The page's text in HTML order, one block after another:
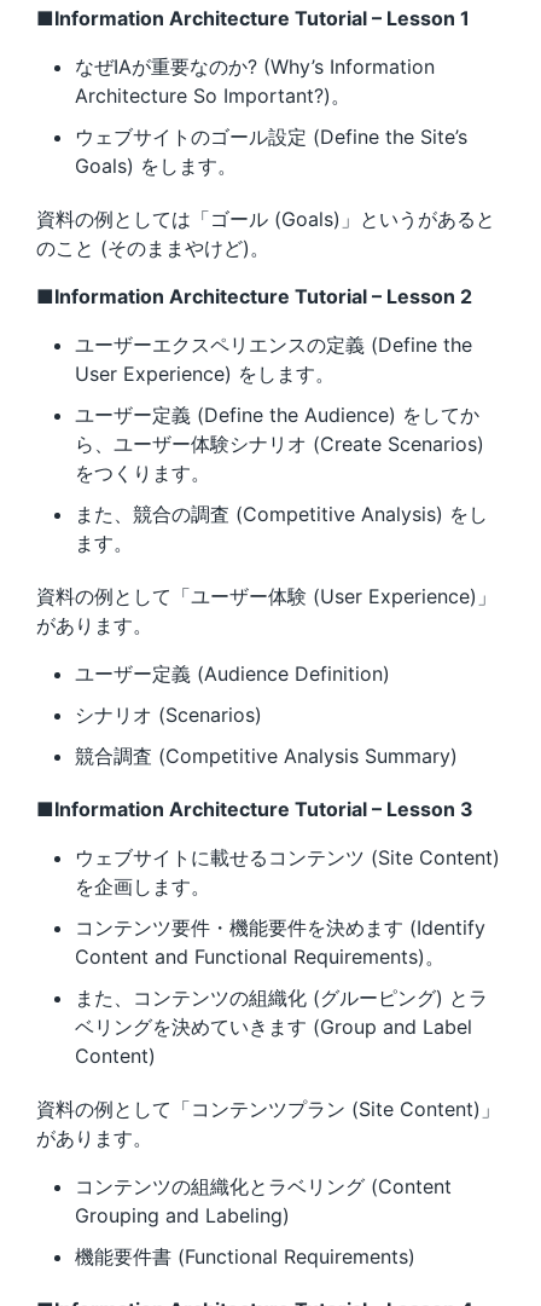
■Information Architecture Tutorial – Lesson 1
なぜIAが重要なのか? (Why’s Information
Architecture So Important?)。
ウェブサイトのゴール設定 (Define the Site’s
Goals) をします。
資料の例としては「ゴール (Goals)」というがあると
のこと (そのままやけど)。
■Information Architecture Tutorial – Lesson 2
ユーザーエクスペリエンスの定義 (Define the
User Experience) をします。
ユーザー定義 (Define the Audience) をしてか
ら、ユーザー体験シナリオ (Create Scenarios)
をつくります。
また、競合の調査 (Competitive Analysis) をし
ます。
資料の例として「ユーザー体験 (User Experience)」
があります。
ユーザー定義 (Audience Definition)
シナリオ (Scenarios)
競合調査 (Competitive Analysis Summary)
■Information Architecture Tutorial – Lesson 3
ウェブサイトに載せるコンテンツ (Site Content)
を企画します。
コンテンツ要件・機能要件を決めます (Identify
Content and Functional Requirements)。
また、コンテンツの組織化 (グルーピング) とラ
ベリングを決めていきます (Group and Label
Content)
資料の例として「コンテンツプラン (Site Content)」
があります。
コンテンツの組織化とラベリング (Content
Grouping and Labeling)
機能要件書 (Functional Requirements)